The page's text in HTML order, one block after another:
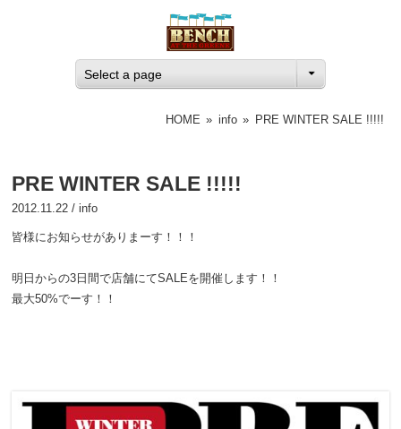
Select a page
HOME » info » PRE WINTER SALE !!!!!
PRE WINTER SALE !!!!!
2012.11.22 / info
皆様にお知らせがありまーす！！！
明日からの3日間で店舗にてSALEを開催します！！
最大50%でーす！！